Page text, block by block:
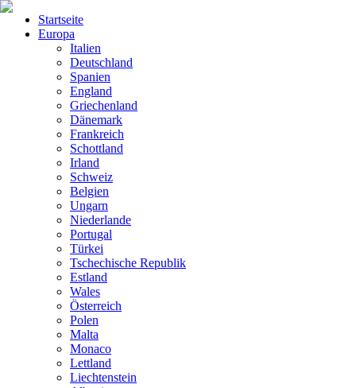
Startseite
Europa
Italien
Deutschland
Spanien
England
Griechenland
Dänemark
Frankreich
Schottland
Irland
Schweiz
Belgien
Ungarn
Niederlande
Portugal
Türkei
Tschechische Republik
Estland
Wales
Österreich
Polen
Malta
Monaco
Lettland
Liechtenstein